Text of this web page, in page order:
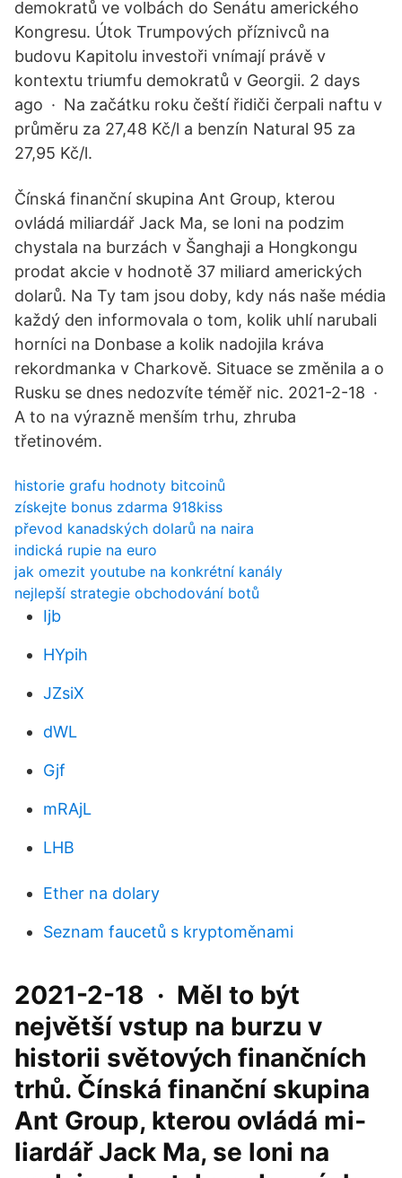
demokratů ve volbách do Senátu amerického
Kongresu. Útok Trumpových příznivců na
budovu Kapitolu investoři vnímají právě v
kontextu triumfu demokratů v Georgii. 2 days
ago · Na začátku roku čeští řidiči čerpali naftu v
průměru za 27,48 Kč/l a benzín Natural 95 za
27,95 Kč/l.
Čínská finanční skupina Ant Group, kterou
ovládá mi­liardář Jack Ma, se loni na podzim
chystala na burzách v Šanghaji a Hongkongu
prodat akcie v hodnotě 37 miliard amerických
dolarů. Na Ty tam jsou doby, kdy nás naše média
každý den informovala o tom, kolik uhlí narubali
horníci na Donbase a kolik nadojila kráva
rekordmanka v Charkově. Situace se změnila a o
Rusku se dnes nedozvíte téměř nic. 2021-2-18 ·
A to na výrazně menším trhu, zhruba
třetinovém.
historie grafu hodnoty bitcoinů
získejte bonus zdarma 918kiss
převod kanadských dolarů na naira
indická rupie na euro
jak omezit youtube na konkrétní kanály
nejlepší strategie obchodování botů
Ijb
HYpih
JZsiX
dWL
Gjf
mRAjL
LHB
Ether na dolary
Seznam faucetů s kryptoměnami
2021-2-18 · Měl to být
největší vstup na burzu v
historii světových finančních
trhů. Čínská finanční skupina
Ant Group, kterou ovládá mi­
liardář Jack Ma, se loni na